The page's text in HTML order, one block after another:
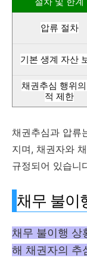
압류 절차
기본 생계 자산
채권추심 행위
적 제한
채권추심과 압류
지며, 채권자와
규정되어 있습니
채무 불이
채무 불이행 상
해 채권자의 추